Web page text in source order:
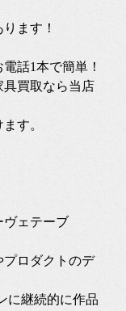
ます！
話1本で簡単！
買取なら当店
す。
ヴェテーブ
ロダクトのデ
に継続的に作品